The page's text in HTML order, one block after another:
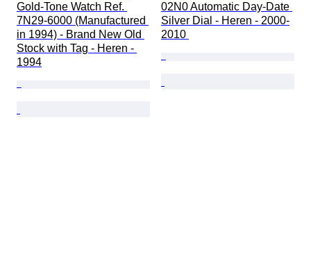
Gold-Tone Watch Ref.
7N29-6000 (Manufactured
in 1994) - Brand New Old
Stock with Tag - Heren -
1994
02N0 Automatic Day-Date
Silver Dial - Heren - 2000-
2010